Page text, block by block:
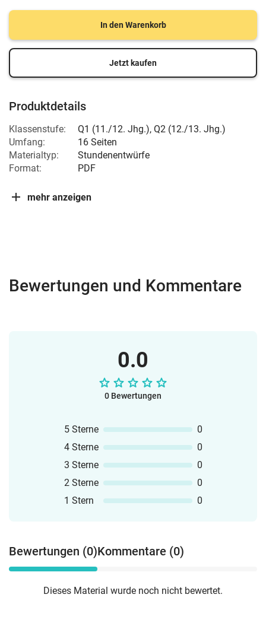
In den Warenkorb
Jetzt kaufen
Produktdetails
Klassenstufe: Q1 (11./12. Jhg.), Q2 (12./13. Jhg.)
Umfang:
16 Seiten
Materialtyp:
Stundenentwürfe
Format:
PDF
mehr anzeigen
Bewertungen und Kommentare
0.0
0 Bewertungen
5 Sterne
0
4 Sterne
0
3 Sterne
0
2 Sterne
0
1 Stern
0
Bewertungen (0)Kommentare (0)
Dieses Material wurde noch nicht bewertet.